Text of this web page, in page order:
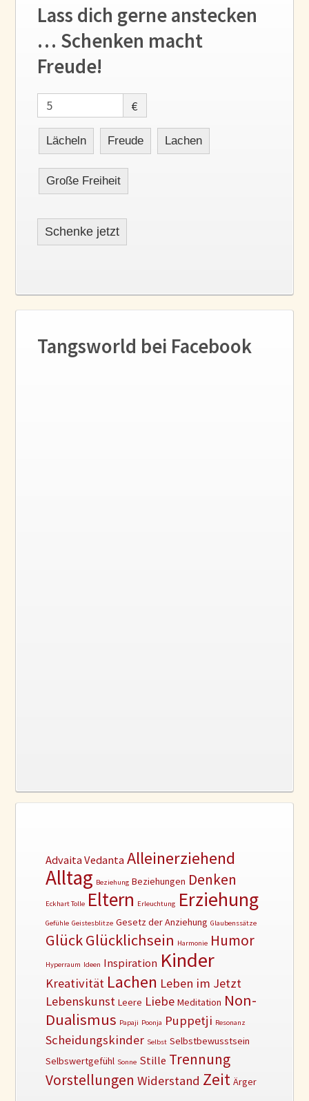
Lass dich gerne anstecken
… Schenken macht
Freude!
€
Lächeln Freude Lachen
Große Freiheit
Schenke jetzt
Tangsworld bei Facebook
Advaita Vedanta Alleinerziehend
Alltag Beziehung Beziehungen Denken
Eckhart Tolle Eltern Erleuchtung Erziehung
Gefühle Geistesblitze Gesetz der Anziehung Glaubenssätze
GlückGlücklichsein Harmonie Humor
Hyperraum Ideen Inspiration Kinder
Kreativität Lachen Leben im Jetzt
Lebenskunst Leere Liebe Meditation Non-
Dualismus Papaji Poonja Puppetji Resonanz
Scheidungskinder Selbst Selbstbewusstsein
Selbswertgefühl Sonne Stille Trennung
Vorstellungen Widerstand Zeit Ärger